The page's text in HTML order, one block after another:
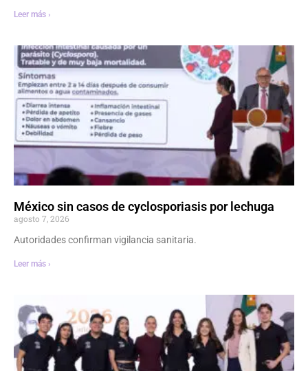
Leer más ›
México sin casos de cyclosporiasis por lechuga
agosto 7, 2026
Autoridades confirman vigilancia sanitaria.
Leer más ›